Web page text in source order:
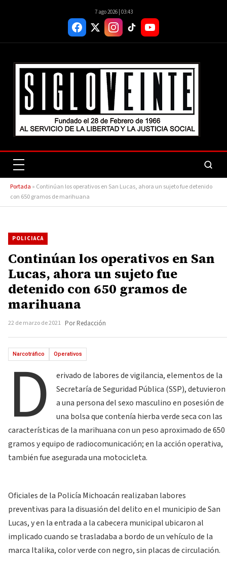
7 ago 2026 | 03:43
Portada » Continúan los operativos en San Lucas, ahora un sujeto fue detenido
con 650 gramos de marihuana
POLICIACA
Continúan los operativos en San
Lucas, ahora un sujeto fue
detenido con 650 gramos de
marihuana
22 de marzo de 2021 Por Redacción
Narcotráfico Operativos
D
erivado de labores de vigilancia, elementos de la
Secretaría de Seguridad Pública (SSP), detuvieron
a una persona del sexo masculino en posesión de
una bolsa que contenía hierba verde seca con las
características de la marihuana con un peso aproximado de 650
gramos y equipo de radiocomunicación; en la acción operativa,
también fue asegurada una motocicleta.
Oficiales de la Policía Michoacán realizaban labores
preventivas para la disuasión del delito en el municipio de San
Lucas, y en la entrada a la cabecera municipal ubicaron al
implicado cuando se trasladaba a bordo de un vehículo de la
marca Italika, color verde con negro, sin placas de circulación.